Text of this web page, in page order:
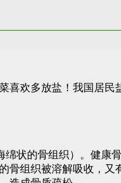
欢多放盐！我国居民
绵状的骨组织）。健康
骨组织被溶解吸收，又